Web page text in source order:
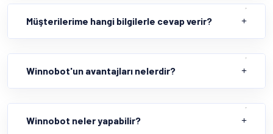
Müşterilerime hangi bilgilerle cevap verir?
Winnobot'un avantajları nelerdir?
Winnobot neler yapabilir?